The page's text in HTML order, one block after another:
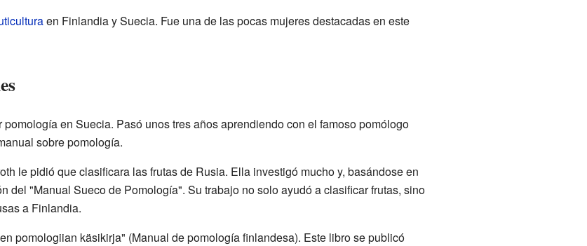
en Finlandia y Suecia. Fue una de las pocas mujeres destacadas en este
en Suecia. Pasó unos tres años aprendiendo con el famoso pomólogo
sobre pomología.
le pidió que clasificara las frutas de Rusia. Ella investigó mucho y, basándose en
del "Manual Sueco de Pomología". Su trabajo no solo ayudó a clasificar frutas, sino
a Finlandia.
pomologiian käsikirja" (Manual de pomología finlandesa). Este libro se publicó